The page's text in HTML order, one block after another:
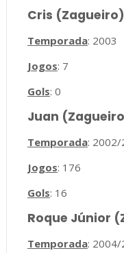
Cris (Zagueiro)
Temporada: 2003
Jogos: 7
Gols: 0
Juan
Temporada: 2002/
Jogos: 176
Gols: 16
Roque Júnior
Temporada: 2004/